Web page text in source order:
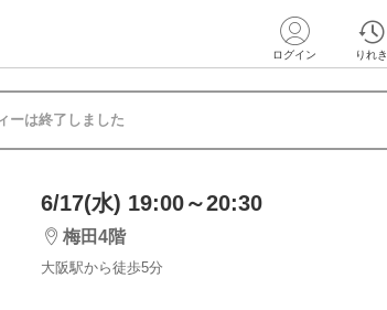
ログイン りれき
ーは終了しました
6/17(水) 19:00～20:30
梅田4階
大阪駅から徒歩5分